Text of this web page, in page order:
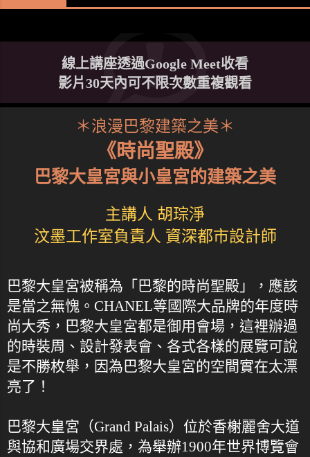
線上講座透過Google Meet收看
影片30天內可不限次數重複觀看
＊浪漫巴黎建築之美＊
《時尚聖殿》
巴黎大皇宮與小皇宮的建築之美
主講人 胡琮淨
汶墨工作室負責人 資深都市設計師
巴黎大皇宮被稱為「巴黎的時尚聖殿」，應該
是當之無愧。CHANEL等國際大品牌的年度時
尚大秀，巴黎大皇宮都是御用會場，這裡辦過
的時裝周、設計發表會、各式各樣的展覽可說
是不勝枚舉，因為巴黎大皇宮的空間實在太漂
亮了！
巴黎大皇宮（Grand Palais）位於香榭麗舍大道
與協和廣場交界處，為舉辦1900年世界博覽會